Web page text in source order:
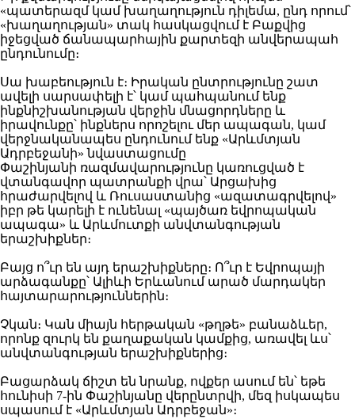
«պատերազմ կամ խաղաղություն դիլեմա, ընդ որում՝
«խաղաղության» տակ հասկացվում է Բաքվից
իջեցված ճանապարհային քարտեզի անվերապահ
ընդունումը։
Սա խաբեություն է։ Իրական ընտրությունը շատ
ավելի սարսափելի է՝ կամ պահպանում ենք
ինքնիշխանության վերջին մնացորդները և
իրավունքը՝ ինքներս որոշելու մեր ապագան, կամ
վերջնականապես ընդունում ենք «Արևմտյան
Ադրբեջանի» նվաստացումը
Փաշինյանի ռազմավարությունը կառուցված է
վտանգավոր պատրանքի վրա՝ Արցախից
հրաժարվելով և Ռուսաստանից «ազատագրվելով»
իբր թե կարելի է ունենալ «պայծառ եվրոպական
ապագա» և Արևմուտքի անվտանգության
երաշխիքներ։
Բայց ո՞ւր են այդ երաշխիքները։ Ո՞ւր է Եվրոպայի
արձագանքը՝ Ալիևի Երևանում արած մարդակեր
հայտարարություններին։
Չկան։ Կան միայն հերթական «թղթե» բանաձևեր,
որոնք զուրկ են քաղաքական կամքից, առավել ևս՝
անվտանգության երաշխիքներից։
Բացարձակ ճիշտ են նրանք, ովքեր ասում են՝ եթե
հունիսի 7-ին Փաշինյանը վերընտրվի, մեզ իսկապես
սպասում է «Արևմտյան Ադրբեջան»։